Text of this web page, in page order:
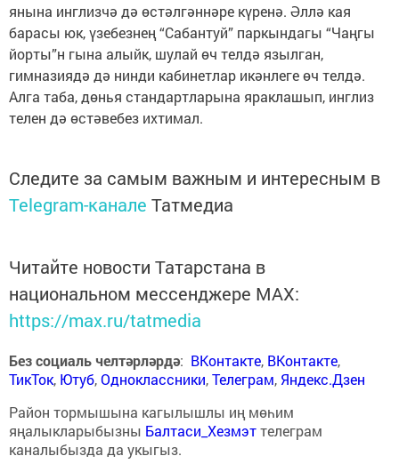
янына инглизчә дә өстәлгәннәре күренә. Әллә кая
барасы юк, үзебезнең “Сабантуй” паркындагы “Чаңгы
йорты”н гына алыйк, шулай өч телдә язылган,
гимназиядә дә нинди кабинетлар икәнлеге өч телдә.
Алга таба, дөнья стандартларына яраклашып, инглиз
телен дә өстәвебез ихтимал.
Следите за самым важным и интересным в
Telegram-канале Татмедиа
Читайте новости Татарстана в
национальном мессенджере MАХ:
https://max.ru/tatmedia
Без социаль челтәрләрдә: ВКонтакте, ВКонтакте,
ТикТок, Ютуб,Одноклассники,Телеграм, Яндекс.Дзен
Район тормышына кагылышлы иң мөһим
яңалыкларыбызны Балтаси_Хезмэттелеграм
каналыбызда да укыгыз.